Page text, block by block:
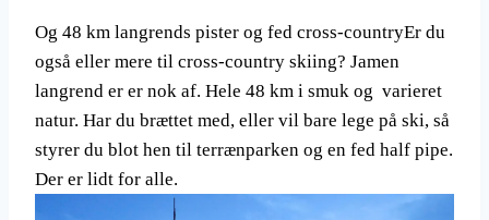
Og 48 km langrends pister og fed cross-countryEr du
også eller mere til cross-country skiing? Jamen
langrend er er nok af. Hele 48 km i smuk og varieret
natur. Har du brættet med, eller vil bare lege på ski, så
styrer du blot hen til terrænparken og en fed half pipe.
Der er lidt for alle.